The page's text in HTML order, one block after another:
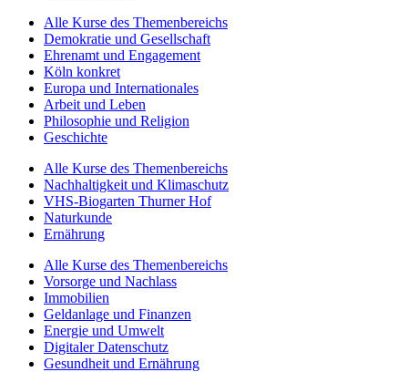
Alle Kurse des Themenbereichs
Demokratie und Gesellschaft
Ehrenamt und Engagement
Köln konkret
Europa und Internationales
Arbeit und Leben
Philosophie und Religion
Geschichte
Alle Kurse des Themenbereichs
Nachhaltigkeit und Klimaschutz
VHS-Biogarten Thurner Hof
Naturkunde
Ernährung
Alle Kurse des Themenbereichs
Vorsorge und Nachlass
Immobilien
Geldanlage und Finanzen
Energie und Umwelt
Digitaler Datenschutz
Gesundheit und Ernährung